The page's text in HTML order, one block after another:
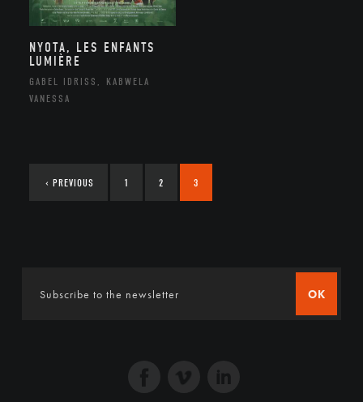
NYOTA, LES ENFANTS
LUMIÈRE
GABEL IDRISS, KABWELA
VANESSA
‹ PREVIOUS 1 2 3
OK